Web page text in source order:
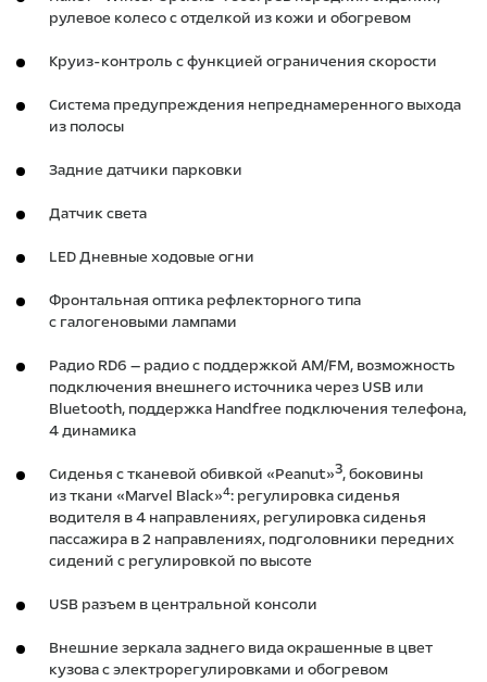
рулевое колесо с отделкой из кожи и обогревом
Круиз-контроль с функцией ограничения скорости
Система предупреждения непреднамеренного выхода
из полосы
Задние датчики парковки
Датчик света
LED Дневные ходовые огни
Фронтальная оптика рефлекторного типа
с галогеновыми лампами
Радио RD6 — радио с поддержкой AM/FM, возможность
подключения внешнего источника через USB или
Bluetooth, поддержка Handfree подключения телефона,
4 динамика
Сиденья с тканевой обивкой «Peanut»3, боковины
из ткани «Marvel Black»4: регулировка сиденья
водителя в 4 направлениях, регулировка сиденья
пассажира в 2 направлениях, подголовники передних
сидений с регулировкой по высоте
USB разъем в центральной консоли
Внешние зеркала заднего вида окрашенные в цвет
кузова с электрорегулировками и обогревом